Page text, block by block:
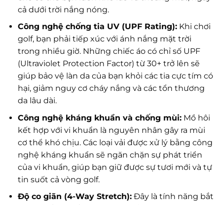
cả dưới trời nắng nóng.
Công nghệ chống tia UV (UPF Rating):Khi chơi
golf, bạn phải tiếp xúc với ánh nắng mặt trời
trong nhiều giờ. Những chiếc áo có chỉ số UPF
(Ultraviolet Protection Factor) từ 30+ trở lên sẽ
giúp bảo vệ làn da của bạn khỏi các tia cực tím có
hại, giảm nguy cơ cháy nắng và các tổn thương
da lâu dài.
Công nghệ kháng khuẩn và chống mùi:Mồ hôi
kết hợp với vi khuẩn là nguyên nhân gây ra mùi
cơ thể khó chịu. Các loại vải được xử lý bằng công
nghệ kháng khuẩn sẽ ngăn chặn sự phát triển
của vi khuẩn, giúp bạn giữ được sự tươi mới và tự
tin suốt cả vòng golf.
Độ co giãn (4-Way Stretch):Đây là tính năng bắt